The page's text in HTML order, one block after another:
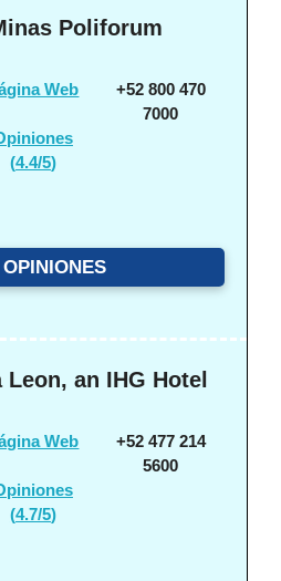
Poliforum
Web
(4.4/5)
+52 800 470
7000
Leon, an IHG Hotel
Web
(4.7/5)
+52 477 214
5600